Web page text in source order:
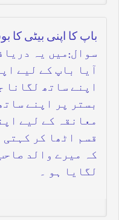
باپ کا اپنی بیٹی کا
سوال:میں یہ
آیا باپ کے لیے
اپنے ساتھ لگانا
بستر پر اپنے
معانقہ کے لیے
قسم اٹھا کر
کہ میرے والد
لگایا ہو ۔